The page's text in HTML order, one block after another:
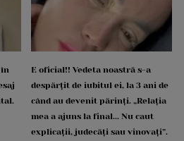
E oficial!! Vedeta noastră s-a
despărțit de iubitul ei, la 3 ani de
când au devenit părinți. „Relația
mea a ajuns la final... Nu caut
explicații, judecăți sau vinovați”.